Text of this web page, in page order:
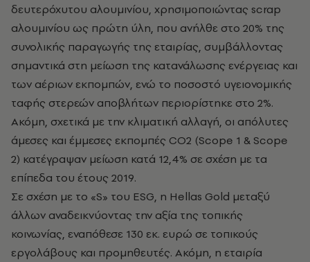
δευτερόχυτου αλουμινίου, χρησιμοποιώντας scrap
αλουμινίου ως πρώτη ύλη, που ανήλθε στο 20% της
συνολικής παραγωγής της εταιρίας, συμβάλλοντας
σημαντικά στη μείωση της κατανάλωσης ενέργειας και
των αέριων εκπομπών, ενώ το ποσοστό υγειονομικής
ταφής στερεών αποβλήτων περιορίστηκε στο 2%.
Ακόμη, σχετικά με την κλιματική αλλαγή, οι απόλυτες
άμεσες και έμμεσες εκπομπές CO2 (Scope 1 & Scope
2) κατέγραψαν μείωση κατά 12,4% σε σχέση με τα
επίπεδα του έτους 2019.
Σε σχέση με το «S» του ESG, η Hellas Gold μεταξύ
άλλων αναδεικνύοντας την αξία της τοπικής
κοινωνίας, εναπόθεσε 130 εκ. ευρώ σε τοπικούς
εργολάβους και προμηθευτές. Ακόμη, η εταιρία